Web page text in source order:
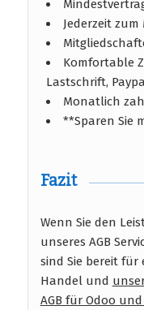
Jederzeit
Komfortable
Lastschrift,
Monatlich
**Sparen Sie
Fazit
Wenn Sie den
unseres AGB
sind Sie bereit für
Handel und
AGB für Odoo